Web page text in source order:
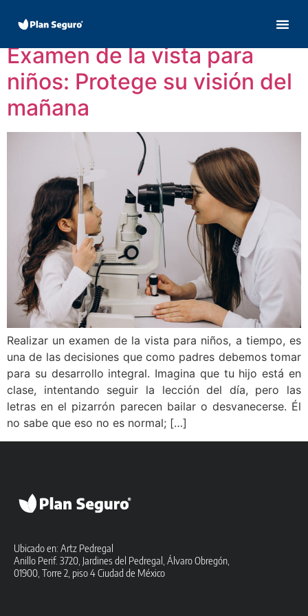
Día:24 abril, 2026
Examen de la vista para
niños: Protege su visión del
mañana
Realizar un examen de la vista para niños, a tiempo, es
una de las decisiones que como padres debemos tomar
para su desarrollo integral. Imagina que tu hijo está en
clase, intentando seguir la lección del día, pero las
letras en el pizarrón parecen bailar o desvanecerse. Él
no sabe que eso no es normal; […]
Ubicado en: Artz Pedregal
Anillo Perif. 3720, Jardines del Pedregal, Álvaro Obregón,
01900, Torre 2, piso 4 Ciudad de México